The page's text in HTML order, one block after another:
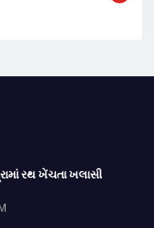
રથ ખેંચતા ખલાસી